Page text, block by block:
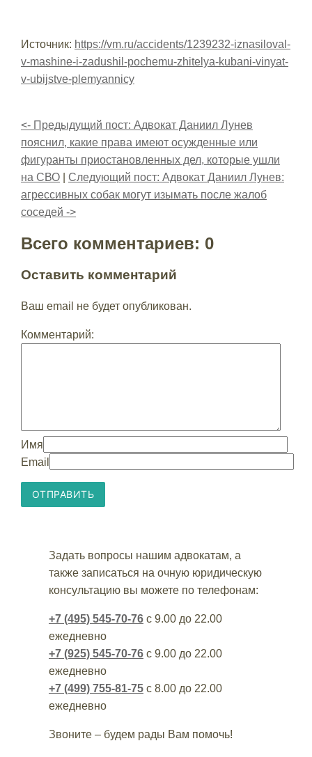
Источник: https://vm.ru/accidents/1239232-iznasiloval-
v-mashine-i-zadushil-pochemu-zhitelya-kubani-vinyat-
v-ubijstve-plemyannicy
<- Предыдущий пост: Адвокат Даниил Лунев
пояснил, какие права имеют осужденные или
фигуранты приостановленных дел, которые ушли
на СВО| Следующий пост: Адвокат Даниил Лунев:
агрессивных собак могут изымать после жалоб
соседей ->
Всего комментариев: 0
Оставить комментарий
Ваш email не будет опубликован.
Комментарий:
Имя
Email
Задать вопросы нашим адвокатам, а
также записаться на очную юридическую
консультацию вы можете по телефонам:
+7 (495) 545-70-76с 9.00 до 22.00
ежедневно
+7 (925) 545-70-76с 9.00 до 22.00
ежедневно
+7 (499) 755-81-75с 8.00 до 22.00
ежедневно
Звоните – будем рады Вам помочь!